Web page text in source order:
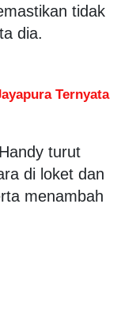
tidak
dia.
Ternyata
turut
di loket dan
menambah